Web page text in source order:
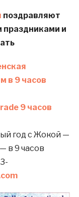
поздравляют
праздниками и
в 9 часов
9 часов
год с Жокой —
в 9 часов